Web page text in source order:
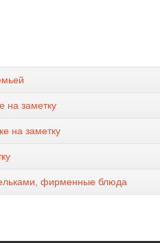
на заметку
на заметку
фирменные блюда